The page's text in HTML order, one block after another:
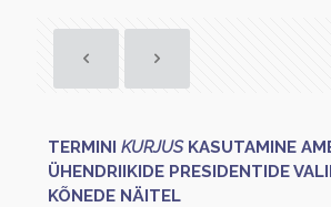
TERMINI KURJUSKASUTAMINE
ÜHENDRIIKIDE PRESIDENTIDE
KÕNEDE NÄITEL